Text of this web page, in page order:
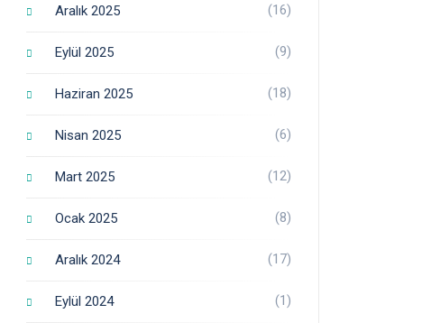
Aralık 2025 (16)
Eylül 2025 (9)
Haziran 2025 (18)
Nisan 2025 (6)
Mart 2025 (12)
Ocak 2025 (8)
Aralık 2024 (17)
Eylül 2024 (1)